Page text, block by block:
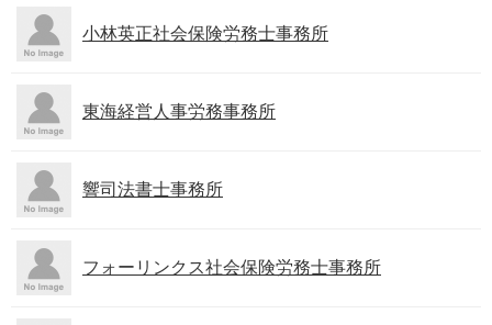
小林英正社会保険労務士事務所
東海経営人事労務事務所
響司法書士事務所
フォーリンクス社会保険労務士事務所